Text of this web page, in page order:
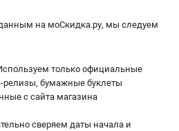
на мoСкидка.ру, мы следуем
только официальные
релизы, бумажные буклеты
с сайта магазина
сверяем даты начала и